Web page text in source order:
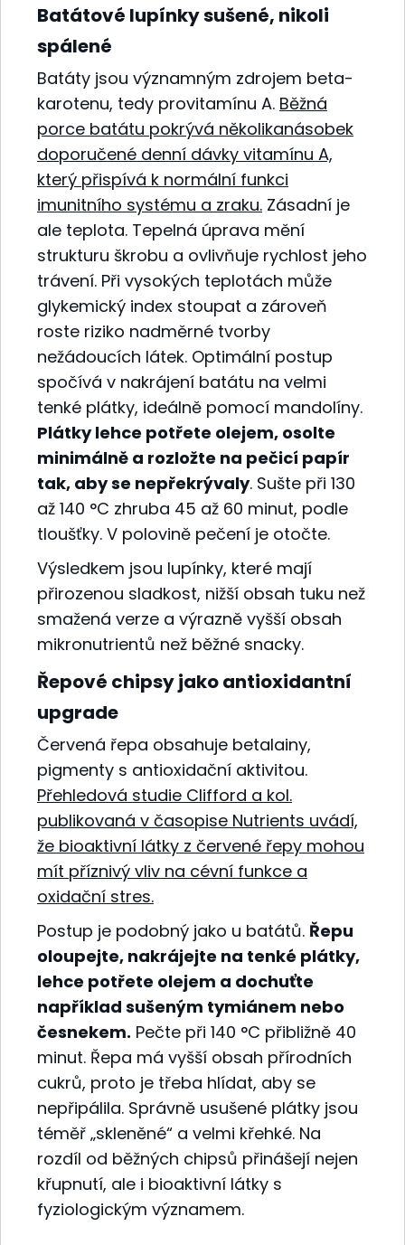
Batátové lupínky sušené, nikoli
spálené
Batáty jsou významným zdrojem beta-
karotenu, tedy provitamínu A. Běžná
porce batátu pokrývá několikanásobek
doporučené denní dávky vitamínu A,
který přispívá k normální funkci
imunitního systému a zraku. Zásadní je
ale teplota. Tepelná úprava mění
strukturu škrobu a ovlivňuje rychlost jeho
trávení. Při vysokých teplotách může
glykemický index stoupat a zároveň
roste riziko nadměrné tvorby
nežádoucích látek. Optimální postup
spočívá v nakrájení batátu na velmi
tenké plátky, ideálně pomocí mandolíny.
Plátky lehce potřete olejem, osolte
minimálně a rozložte na pečicí papír
tak, aby se nepřekrývaly. Sušte při 130
až 140 °C zhruba 45 až 60 minut, podle
tloušťky. V polovině pečení je otočte.
Výsledkem jsou lupínky, které mají
přirozenou sladkost, nižší obsah tuku než
smažená verze a výrazně vyšší obsah
mikronutrientů než běžné snacky.
Řepové chipsy jako antioxidantní
upgrade
Červená řepa obsahuje betalainy,
pigmenty s antioxidační aktivitou.
Přehledová studie Clifford a kol.
publikovaná v časopise Nutrients uvádí,
že bioaktivní látky z červené řepy mohou
mít příznivý vliv na cévní funkce a
oxidační stres.
Postup je podobný jako u batátů. Řepu
oloupejte, nakrájejte na tenké plátky,
lehce potřete olejem a dochuťte
například sušeným tymiánem nebo
česnekem. Pečte při 140 °C přibližně 40
minut. Řepa má vyšší obsah přírodních
cukrů, proto je třeba hlídat, aby se
nepřipálila. Správně usušené plátky jsou
téměř „skleněné“ a velmi křehké. Na
rozdíl od běžných chipsů přinášejí nejen
křupnutí, ale i bioaktivní látky s
fyziologickým významem.